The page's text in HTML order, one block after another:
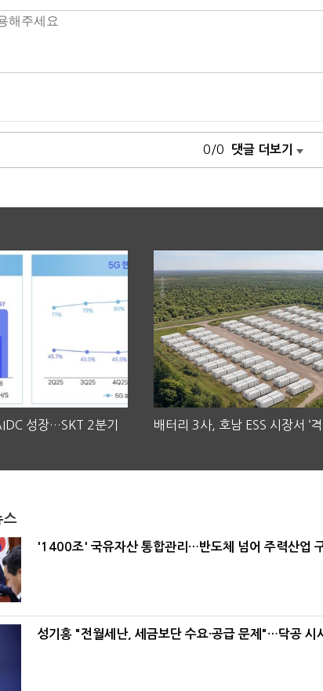
0/0 댓글 더보기
성장…SKT 2분기
배터리 3사, 호남 ESS 시장서 ‘격
스
'1400조' 국유자산 통합관리…반도체 넘어 주력산업
성기홍 "전월세난, 세금보단 수요·공급 문제"…닥공 시